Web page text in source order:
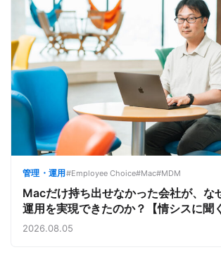
管理・運用#Employee Choice#Mac#MDM
Macだけ持ち出せなかった会社が、な
運用を実現できたのか？【情シスに聞
サイボウズ株式会社②】
2026.08.05